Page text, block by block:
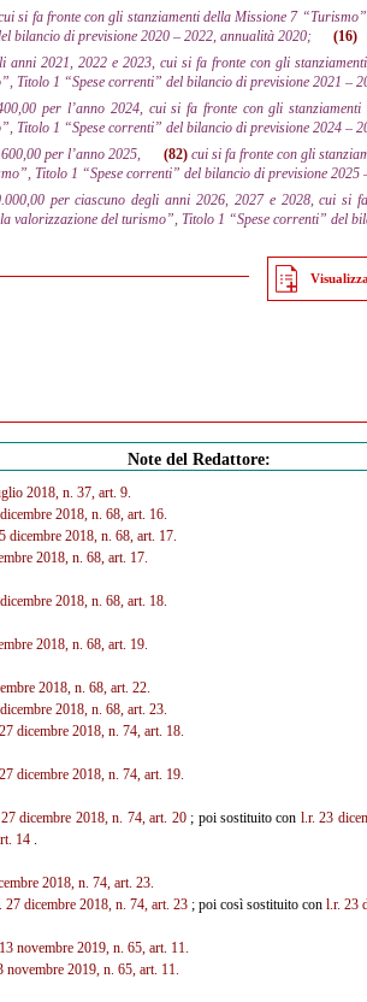
si fa fronte con gli stanziamenti della Missione 7
bilancio di previsione 2020 – 2022, annualità 2020;
(16)
anni 2021, 2022 e 2023, cui si fa fronte con gli
Titolo 1 “Spese correnti” del bilancio di previsione 2021 –
per l’anno 2024, cui si fa fronte con gli
Titolo 1 “Spese correnti” del bilancio di previsione 2024 –
per l’anno 2025, (82)cui si fa fronte con gli
Titolo 1 “Spese correnti” del bilancio di previsione 2025
per ciascuno degli anni 2026, 2027 e 2028, cui si
valorizzazione del turismo”, Titolo 1 “Spese correnti” del
Note del Redattore:
2018, n. 37, art. 9.
2018, n. 68, art. 16.
5 dicembre 2018, n. 68, art. 17.
2018, n. 68, art. 17.
2018, n. 68, art. 18.
2018, n. 68, art. 19.
2018, n. 68, art. 22.
2018, n. 68, art. 23.
dicembre 2018, n. 74, art. 18.
dicembre 2018, n. 74, art. 19.
dicembre 2018, n. 74, art. 20; poi sostituito con l.r. 23
14.
2018, n. 74, art. 23.
27 dicembre 2018, n. 74, art. 23; poi così sostituito con l.r. 23
novembre 2019, n. 65, art. 11.
novembre 2019, n. 65, art. 11.